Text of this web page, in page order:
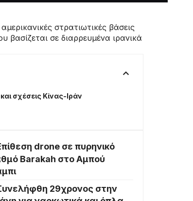
στρατιωτικές βάσεις
σε διαρρευμένα ιρανικά
σχέσεις Κίνας-Ιράν
drone σε πυρηνικό
Barakah στο Αμπού
29χρονος στην